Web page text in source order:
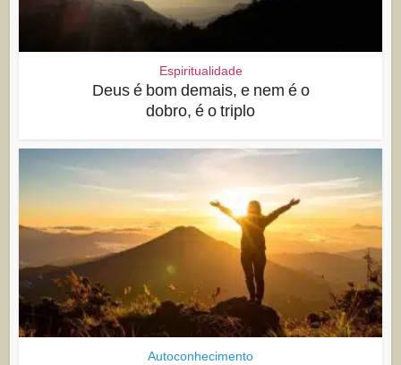
Espiritualidade
Deus é bom demais, e nem é o
dobro, é o triplo
Autoconhecimento